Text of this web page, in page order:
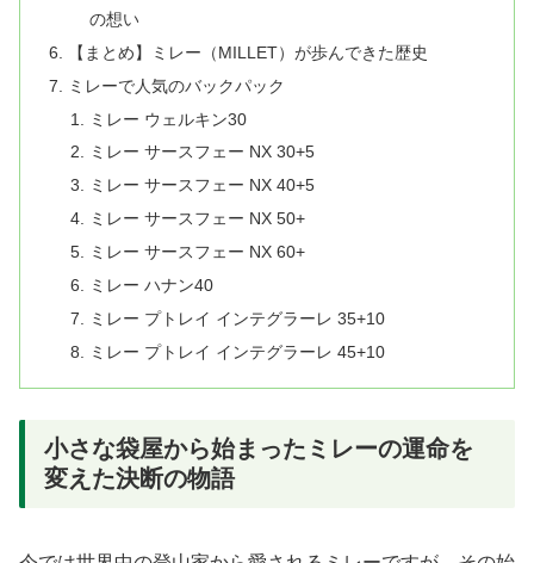
の想い
【まとめ】ミレー（MILLET）が歩んできた歴史
ミレーで人気のバックパック
ミレー ウェルキン30
ミレー サースフェー NX 30+5
ミレー サースフェー NX 40+5
ミレー サースフェー NX 50+
ミレー サースフェー NX 60+
ミレー ハナン40
ミレー プトレイ インテグラーレ 35+10
ミレー プトレイ インテグラーレ 45+10
小さな袋屋から始まったミレーの運命を
変えた決断の物語